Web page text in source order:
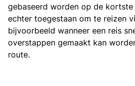
gebaseerd worden op de
echter toegestaan om te reizen
bijvoorbeeld wanneer een reis
overstappen gemaakt kan
route.